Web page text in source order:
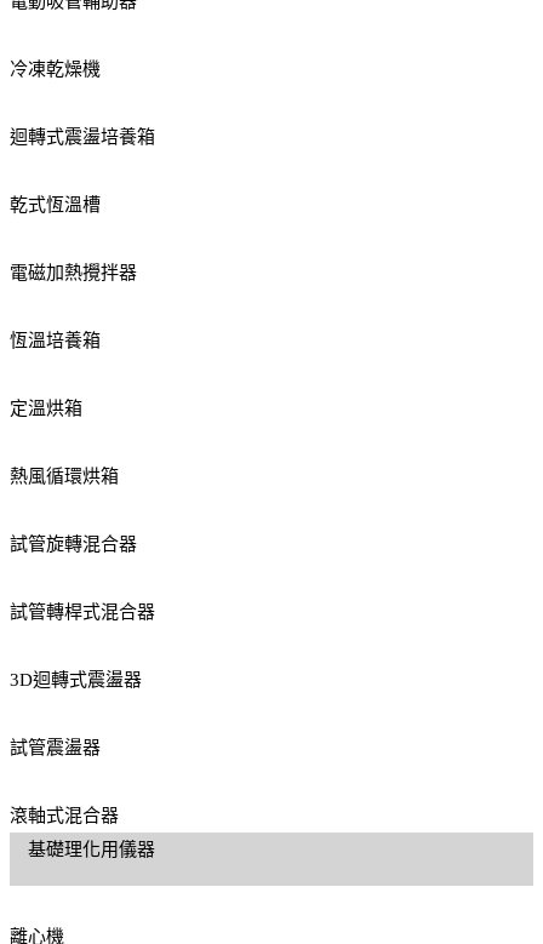
冷凍乾燥機
迴轉式震盪培養箱
乾式恆溫槽
電磁加熱攪拌器
恆溫培養箱
定溫烘箱
熱風循環烘箱
試管旋轉混合器
試管轉桿式混合器
3D迴轉式震盪器
試管震盪器
滾軸式混合器
基礎理化用儀器
離心機